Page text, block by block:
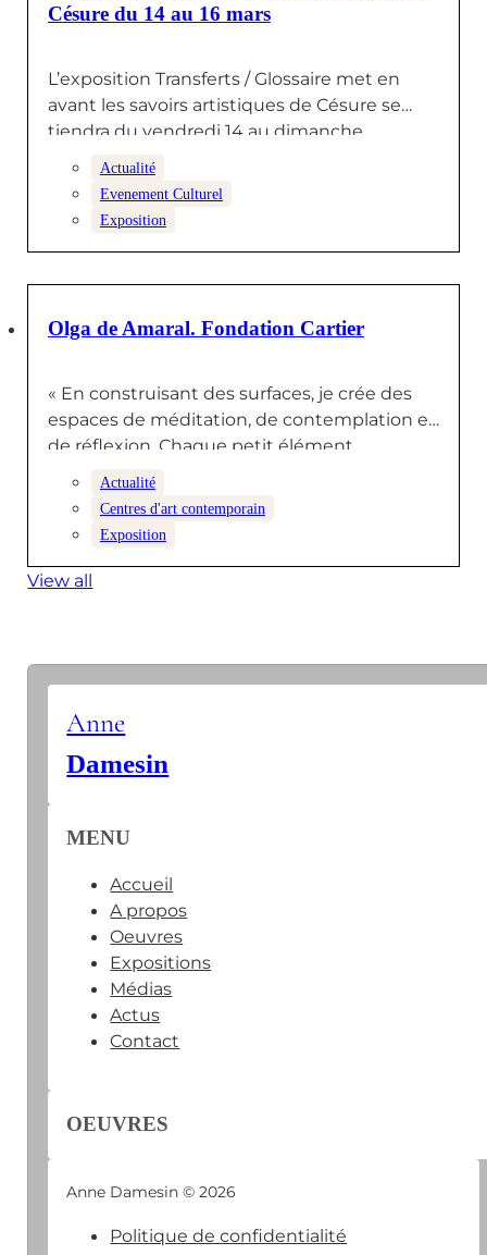
Césure du 14 au 16 mars
L’exposition Transferts / Glossaire met en
avant les savoirs artistiques de Césure se
tiendra du vendredi 14 au dimanche…
Actualité
Evenement Culturel
Exposition
29 NOVEMBRE 2024
Olga de Amaral. Fondation Cartier
« En construisant des surfaces, je crée des
espaces de méditation, de contemplation et
de réflexion. Chaque petit élément…
Actualité
Centres d'art contemporain
Exposition
View all
Anne
Damesin
MENU
Accueil
A propos
Oeuvres
Expositions
Médias
Actus
Contact
OEUVRES
Anne Damesin © 2026
Politique de confidentialité